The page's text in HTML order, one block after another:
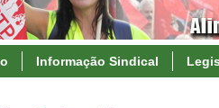
Informação Sindical